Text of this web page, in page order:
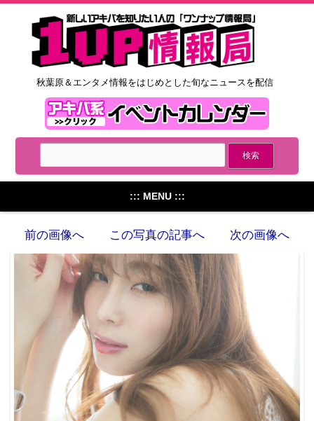
秋葉原＆エンタメ情報をはじめとした旬なニュースを配信
::: MENU :::
前の画像へ この写真の記事へ 次の画像へ